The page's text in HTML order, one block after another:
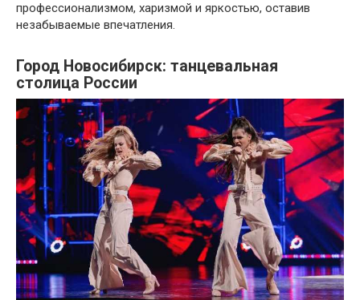
профессионализмом, харизмой и яркостью, оставив
незабываемые впечатления.
Город Новосибирск: танцевальная
столица России